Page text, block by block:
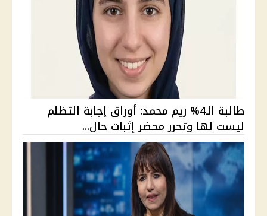
طالبة الـ4% ريم محمد: أوراق إجابة التظلم
ليست لها وتحرر محضر إثبات حال...